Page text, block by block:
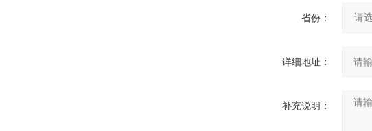
省份：
详细地址：
补充说明：